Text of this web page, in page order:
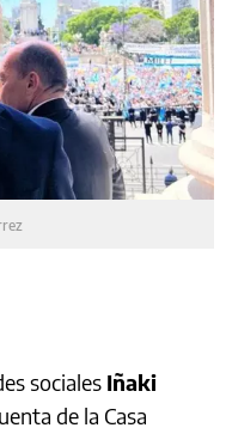
sociales Iñaki
de la Casa